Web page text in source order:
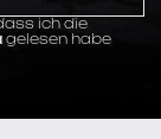
ich die
gelesen habe